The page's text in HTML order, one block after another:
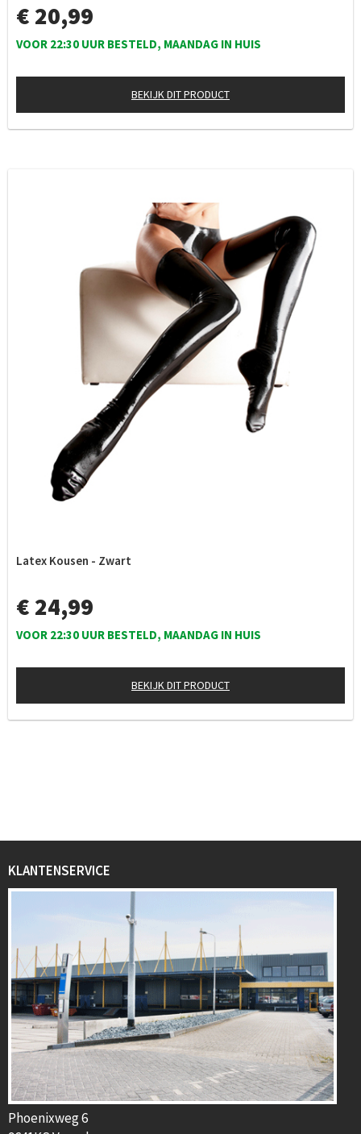
€ 20,99
VOOR 22:30 UUR BESTELD, MAANDAG IN HUIS
BEKIJK DIT PRODUCT
Latex Kousen - Zwart
€ 24,99
VOOR 22:30 UUR BESTELD, MAANDAG IN HUIS
BEKIJK DIT PRODUCT
KLANTENSERVICE
Phoenixweg 6